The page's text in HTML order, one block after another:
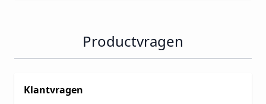
Productvragen
Klantvragen